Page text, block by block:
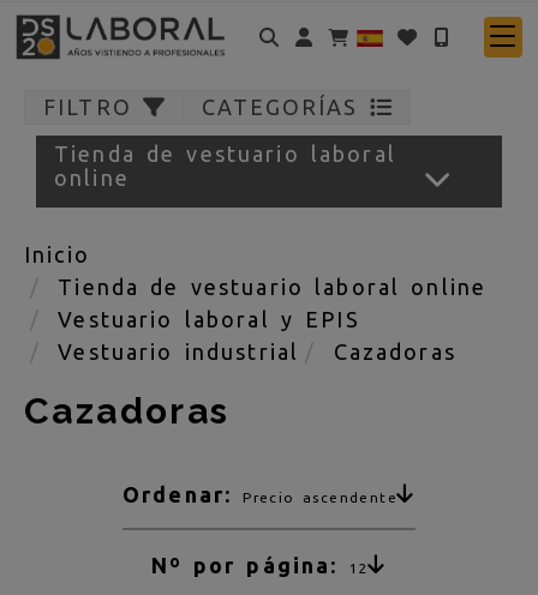
Identifícate
FILTRO
CATEGORÍAS
Tienda de vestuario laboral
online
Inicio
Tienda de vestuario laboral online
Vestuario laboral y EPIS
Vestuario industrial
Cazadoras
Cazadoras
Ordenar: Precio ascendente
Nº por página: 12